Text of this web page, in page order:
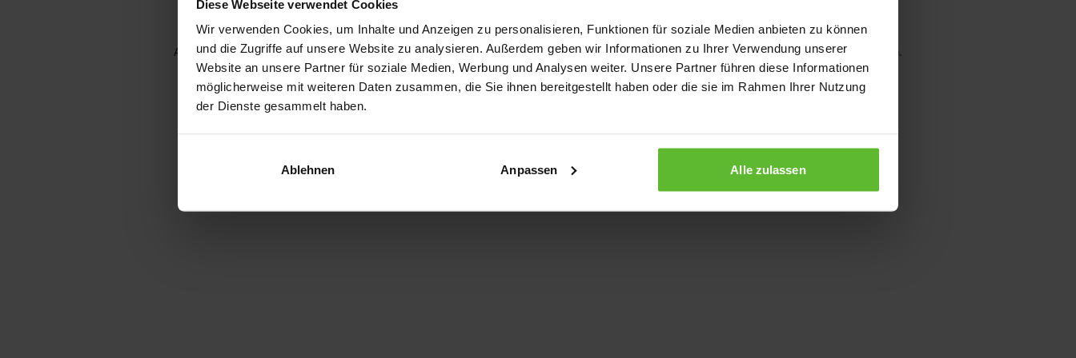
Diese Webseite verwendet Cookies
Wir verwenden Cookies, um Inhalte und Anzeigen zu personalisieren, Funktionen für soziale Medien anbieten zu können
und die Zugriffe auf unsere Website zu analysieren. Außerdem geben wir Informationen zu Ihrer Verwendung unserer
Website an unsere Partner für soziale Medien, Werbung und Analysen weiter. Unsere Partner führen diese Informationen
möglicherweise mit weiteren Daten zusammen, die Sie ihnen bereitgestellt haben oder die sie im Rahmen Ihrer Nutzung
der Dienste gesammelt haben.
Ablehnen Anpassen Alle zulassen
Application error: a client-side exception has occurred while loading www.kurzwego.de (see the browser console for more information).